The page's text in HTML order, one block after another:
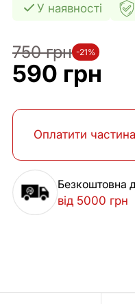
У наявності
750 грн -21%
590 грн
Оплатити
Безкоштовна
від 5000 грн